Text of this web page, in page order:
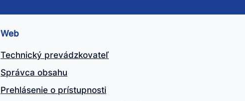
Web
Technický prevádzkovateľ
Správca obsahu
Prehlásenie o prístupnosti